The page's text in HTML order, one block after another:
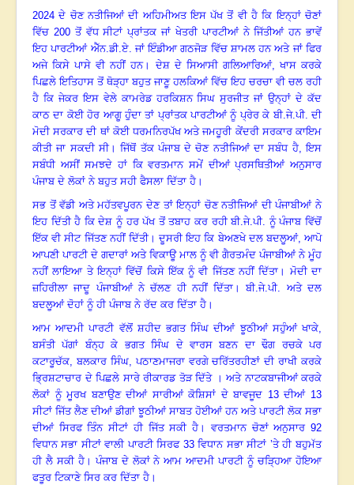
2024 ਦੇ ਚੋਣ ਨਤੀਜਿਆਂ ਦੀ ਅਹਿਮੀਅਤ ਇਸ ਪੱਖ ਤੋਂ ਵੀ ਹੈ ਕਿ ਇਨ੍ਹਾਂ ਚੋਣਾਂ
ਵਿੱਚ 200ਤੋਂ ਵੱਧ ਸੀਟਾਂ ਪ੍ਰਾਂਤਕ ਜਾਂ ਖੇਤਰੀ ਪਾਰਟੀਆਂ ਨੇ ਜਿੱਤੀਆਂ ਹਨ ਭਾਵੇਂ
ਇਹ ਪਾਰਟੀਆਂ ਐੱਨ.ਡੀ.ਏ. ਜਾਂ ਇੰਡੀਆ ਗਠਜੋੜ ਵਿੱਚ ਸ਼ਾਮਲ ਹਨ ਅਤੇ ਜਾਂ ਫਿਰ
ਅਜੇ ਕਿਸੇ ਪਾਸੇ ਵੀ ਨਹੀਂ ਹਨ। ਦੇਸ਼ ਦੇ ਸਿਆਸੀ ਗਲਿਆਰਿਆਂ, ਖਾਸ ਕਰਕੇ
ਪਿਛਲੇ ਇਤਿਹਾਸ ਤੋਂ ਥੋੜ੍ਹਾ ਬਹੁਤ ਜਾਣੂ ਹਲਕਿਆਂ ਵਿੱਚ ਇਹ ਚਰਚਾ ਵੀ ਚਲ ਰਹੀ
ਹੈ ਕਿ ਜੇਕਰ ਇਸ ਵੇਲੇ ਕਾਮਰੇਡ ਹਰਕਿਸ਼ਨ ਸਿਘ ਸੁਰਜੀਤ ਜਾਂ ਉਨ੍ਹਾਂ ਦੇ ਕੱਦ
ਕਾਠ ਦਾ ਕੋਈ ਹੋਰ ਆਗੂ ਹੁੰਦਾ ਤਾਂ ਪ੍ਰਾਂਤਕ ਪਾਰਟੀਆਂ ਨੂੰ ਪ੍ਰੇਰ ਕੇ ਬੀ.ਜੇ.ਪੀ. ਦੀ
ਮੋਦੀ ਸਰਕਾਰ ਦੀ ਥਾਂ ਕੋਈ ਧਰਮਨਿਰਪੱਖ ਅਤੇ ਜਮਹੂਰੀ ਕੇਂਦਰੀ ਸਰਕਾਰ ਕਾਇਮ
ਕੀਤੀ ਜਾ ਸਕਦੀ ਸੀ। ਜਿੱਥੋਂ ਤੱਕ ਪੰਜਾਬ ਦੇ ਚੋਣ ਨਤੀਜਿਆਂ ਦਾ ਸਬੰਧ ਹੈ, ਇਸ
ਸਬੰਧੀ ਅਸੀਂ ਸਮਝਦੇ ਹਾਂ ਕਿ ਵਰਤਮਾਨ ਸਮੇਂ ਦੀਆਂ ਪ੍ਰਸਥਿਤੀਆਂ ਅਨੁਸਾਰ
ਪੰਜਾਬ ਦੇ ਲੋਕਾਂ ਨੇ ਬਹੁਤ ਸਹੀ ਫੈਸਲਾ ਦਿੱਤਾ ਹੈ।
ਸਭ ਤੋਂ ਵੱਡੀ ਅਤੇ ਮਹੱਤਵਪੂਰਨ ਦੇਣ ਤਾਂ ਇਨ੍ਹਾਂ ਚੋਣ ਨਤੀਜਿਆਂ ਦੀ ਪੰਜਾਬੀਆਂ ਨੇ
ਇਹ ਦਿੱਤੀ ਹੈ ਕਿ ਦੇਸ਼ ਨੂੰ ਹਰ ਪੱਖ ਤੋਂ ਤਬਾਹ ਕਰ ਰਹੀ ਬੀ.ਜੇ.ਪੀ. ਨੂੰ ਪੰਜਾਬ ਵਿੱਚੋਂ
ਇੱਕ ਵੀ ਸੀਟ ਜਿੱਤਣ ਨਹੀਂ ਦਿੱਤੀ। ਦੂਸਰੀ ਇਹ ਕਿ ਬੇਅਣਖੇ ਦਲ ਬਦਲੂਆਂ,ਆਪੋ
ਆਪਣੀ ਪਾਰਟੀ ਦੇ ਗਦਾਰਾਂ ਅਤੇ ਵਿਕਾਊ ਮਾਲ ਨੂੰ ਵੀ ਗੈਰਤਮੰਦ ਪੰਜਾਬੀਆਂ ਨੇ ਮੂੰਹ
ਨਹੀਂ ਲਾਇਆ ਤੇ ਇਨ੍ਹਾਂ ਵਿੱਚੋਂ ਕਿਸੇ ਇੱਕ ਨੂੰ ਵੀ ਜਿੱਤਣ ਨਹੀਂ ਦਿੱਤਾ। ਮੋਦੀ ਦਾ
ਜ਼ਹਿਰੀਲਾ ਜਾਦੂ ਪੰਜਾਬੀਆਂ ਨੇ ਚੱਲਣ ਹੀ ਨਹੀਂ ਦਿੱਤਾ। ਬੀ.ਜੇ.ਪੀ. ਅਤੇ ਦਲ
ਬਦਲੂਆਂ ਦੋਹਾਂ ਨੂੰ ਹੀ ਪੰਜਾਬ ਨੇ ਰੱਦ ਕਰ ਦਿੱਤਾ ਹੈ।
ਆਮ ਆਦਮੀ ਪਾਰਟੀ ਵੱਲੋਂ ਸ਼ਹੀਦ ਭਗਤ ਸਿੰਘ ਦੀਆਂ ਝੂਠੀਆਂ ਸਹੁੰਆਂ ਖਾਕੇ,
ਬਸੰਤੀ ਪੱਗਾਂ ਬੰਨ੍ਹ ਕੇ ਭਗਤ ਸਿੰਘ ਦੇ ਵਾਰਸ ਬਣਨ ਦਾ ਢੌਗ ਰਚਕੇ ਪਰ
ਕਟਾਰੂਚੱਕ, ਬਲਕਾਰ ਸਿੰਘ, ਪਠਾਣਮਾਜਰਾ ਵਰਗੇ ਚਰਿੱਤਰਹੀਣਾਂ ਦੀ ਰਾਖੀ ਕਰਕੇ
ਭ੍ਰਿਸ਼ਟਾਚਾਰ ਦੇ ਪਿਛਲੇ ਸਾਰੇ ਰੀਕਾਰਡ ਤੋੜ ਦਿੱਤੇ । ਅਤੇ ਨਾਟਕਬਾਜੀਆਂ ਕਰਕੇ
ਲੋਕਾਂ ਨੂੰ ਮੂਰਖ ਬਣਾਉਣ ਦੀਆਂ ਸਾਰੀਆਂ ਕੋਸ਼ਿਸਾਂ ਦੇ ਬਾਵਜੂਦ 13ਦੀਆਂ 13
ਸੀਟਾਂ ਜਿੱਤ ਲੈਣ ਦੀਆਂ ਡੀਗਾਂ ਝੂਠੀਆਂ ਸਾਬਤ ਹੋਈਆਂ ਹਨ ਅਤੇ ਪਾਰਟੀ ਲੋਕ ਸਭਾ
ਦੀਆਂ ਸਿਰਫ ਤਿੰਨ ਸੀਟਾਂ ਹੀ ਜਿੱਤ ਸਕੀ ਹੈ। ਵਰਤਮਾਨ ਚੋਣਾਂ ਅਨੁਸਾਰ 92
ਵਿਧਾਨ ਸਭਾ ਸੀਟਾਂ ਵਾਲੀ ਪਾਰਟੀ ਸਿਰਫ 33ਵਿਧਾਨ ਸਭਾ ਸੀਟਾਂ ’ਤੇ ਹੀ ਬਹੁਮੱਤ
ਹੀ ਲੈ ਸਕੀ ਹੈ। ਪੰਜਾਬ ਦੇ ਲੋਕਾਂ ਨੇ ਆਮ ਆਦਮੀ ਪਾਰਟੀ ਨੂੰ ਚੜ੍ਹਿਆ ਹੋਇਆ
ਫਤੂਰ ਟਿਕਾਣੇ ਸਿਰ ਕਰ ਦਿੱਤਾ ਹੈ।